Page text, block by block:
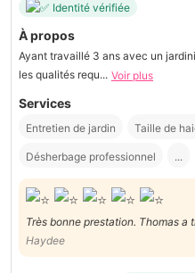
Identité vérifiée
À propos
Ayant travaillé 3 ans avec un
les qualités requ... Voir plus
Services
Entretien de jardin Taille de
Désherbage professionnel ...
Très bonne prestation. Thomas a
rapide, aimable et ponctuel. Je le
Haydee